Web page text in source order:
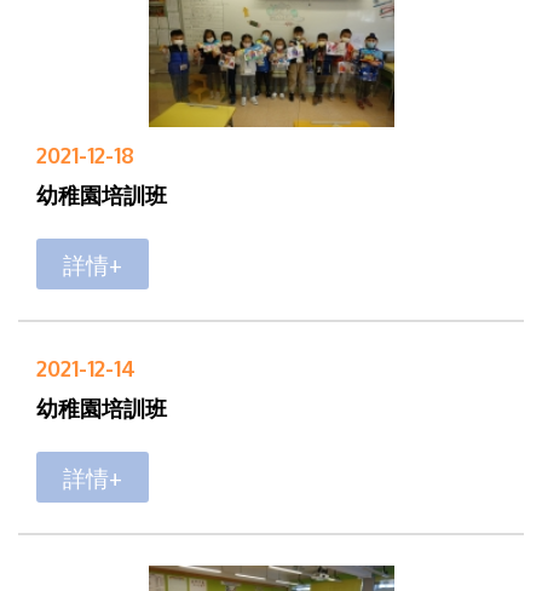
2021-12-18
幼稚園培訓班
詳情+
2021-12-14
幼稚園培訓班
詳情+